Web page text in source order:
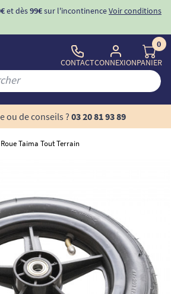
et dès99€sur l'incontinenceVoir conditions
CONTACTCONNEXION
0
PANIER
ou de conseils ? 03 20 81 93 89
Roue Taima Tout Terrain